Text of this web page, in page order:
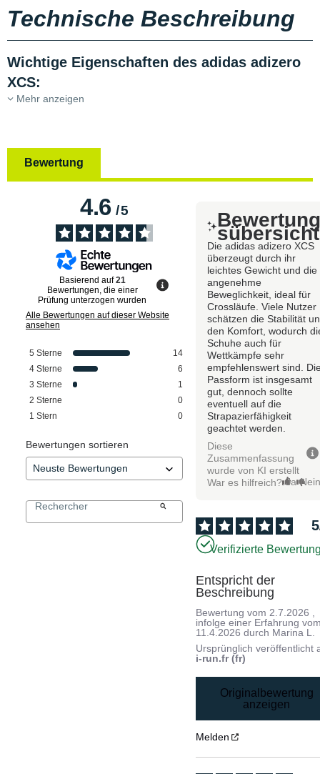
Technische Beschreibung
Wichtige Eigenschaften des adidas adizero
XCS:
Mehr anzeigen
Bewertung
4.6/5
Basierend auf21
Bewertungen, die einer
Prüfung unterzogen wurden
Alle Bewertungen auf dieser Website
ansehen
5 Sterne
14
4 Sterne
6
3 Sterne
1
2 Sterne
0
1 Stern 0
Bewertungen sortieren
sübersicht
Die adidas adizero XCS
überzeugt durch ihr
leichtes Gewicht und die
angenehme
Beweglichkeit, ideal für
Crossläufe. Viele Nutzer
schätzen die Stabilität
den Komfort, wodurch
Schuhe auch für
Wettkämpfe sehr
empfehlenswert sind.
Passform ist insgesamt
gut, dennoch sollte
eventuell auf die
Strapazierfähigkeit
geachtet werden.
Diese
Zusammenfassung
wurde von KI erstellt
War es hilfreich? Ja
5
Verifizierte
Entspricht der
Beschreibung
Bewertung vom 2.7.2026
infolge einer Erfahrung
11.4.2026 durch Marina L.
Ursprünglich veröffentlicht
i-run.fr (fr)
Originalbewertung
anzeigen
Melden